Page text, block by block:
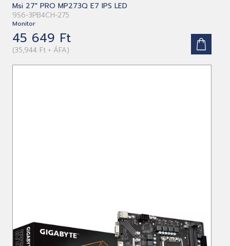
Msi 27" PRO MP273Q E7 IPS LED
9S6-3PB4CH-275
Monitor
45 649 Ft
(35,944 Ft + ÁFA)